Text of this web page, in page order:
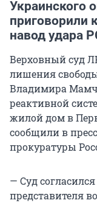
Украинского
приговорили
навод удара
Верховный суд
лишения
Владимира
реактивной
жилой дом в
сообщили в
прокуратуры
— Суд
представителя